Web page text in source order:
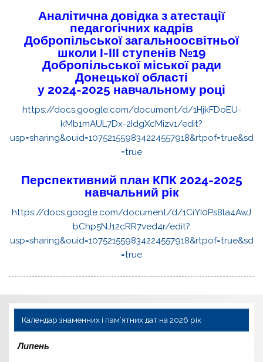
Аналітична довідка з атестації
педагогічних кадрів
Добропільської загальноосвітньої
школи І-ІІІ ступенів №19
Добропільської міської ради
Донецької області
у 2024-2025 навчальному році
https://docs.google.com/document/d/1HjkFDoEU-
kMb1mAUL7Dx-2IdgXcMizv1/edit?
usp=sharing&ouid=107521559834224557918&rtpof=true&sd
=true
Перспективний план КПК 2024-2025
навчальний рік
https://docs.google.com/document/d/1CiYI0Ps8la4AwJ
bChp5NJ12cRR7ved4r/edit?
usp=sharing&ouid=107521559834224557918&rtpof=true&sd
=true
Календар знаменних і пам’ятних дат на 2026 рік
Липень